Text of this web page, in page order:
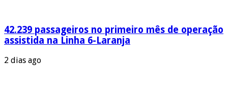
42.239 passageiros no primeiro mês de operação
assistida na Linha 6-Laranja
2 dias ago